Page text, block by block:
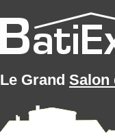
Le Grand Salon